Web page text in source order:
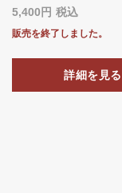
5,400 税込
販売を終了しました。
詳細を見る